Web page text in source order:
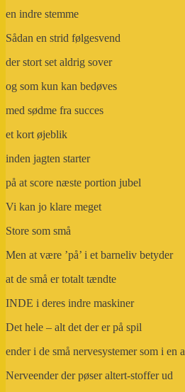
en indre stemme
Sådan en strid følgesvend
der stort set aldrig sover
og som kun kan bedøves
med sødme fra succes
et kort øjeblik
inden jagten starter
på at score næste portion jubel
Vi kan jo klare meget
Store som små
Men at være ’på’ i et barneliv betyder
at de små er totalt tændte
INDE i deres indre maskiner
Det hele – alt det der er på spil
ender i de små nervesystemer som i en
Nerveender der pøser altert-stoffer ud